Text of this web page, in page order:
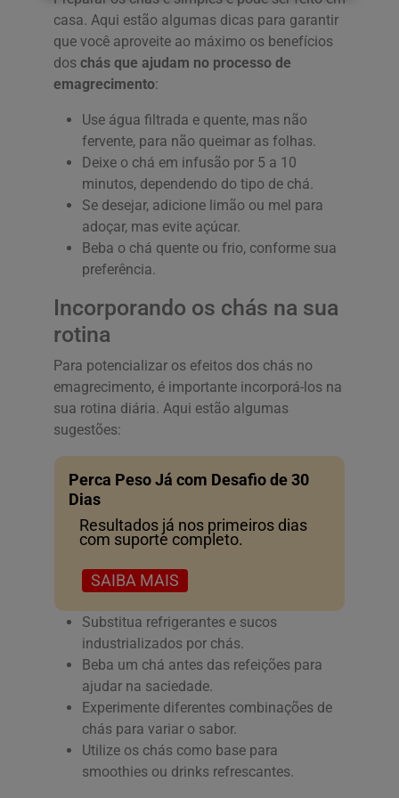
casa. Aqui estão algumas dicas para garantir
que você aproveite ao máximo os benefícios
dos chás que ajudam no processo de
emagrecimento:
Use água filtrada e quente, mas não
fervente, para não queimar as folhas.
Deixe o chá em infusão por 5 a 10
minutos, dependendo do tipo de chá.
Se desejar, adicione limão ou mel para
adoçar, mas evite açúcar.
Beba o chá quente ou frio, conforme sua
preferência.
Incorporando os chás na sua
rotina
Para potencializar os efeitos dos chás no
emagrecimento, é importante incorporá-los na
sua rotina diária. Aqui estão algumas
sugestões:
Perca Peso Já com Desafio de 30
Dias
Resultados já nos primeiros dias
com suporte completo.
SAIBA MAIS
Substitua refrigerantes e sucos
industrializados por chás.
Beba um chá antes das refeições para
ajudar na saciedade.
Experimente diferentes combinações de
chás para variar o sabor.
Utilize os chás como base para
smoothies ou drinks refrescantes.